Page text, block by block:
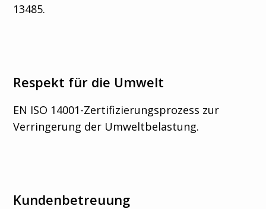
13485.
Respekt für die Umwelt
EN ISO 14001-Zertifizierungsprozess zur
Verringerung der Umweltbelastung.
Kundenbetreuung